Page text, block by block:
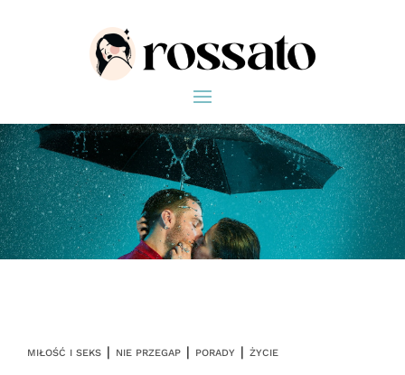
MIŁOŚĆ I SEKS | NIE PRZEGAP | PORADY | ŻYCIE